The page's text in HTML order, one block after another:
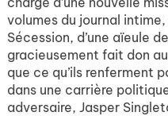
volumes du journal
Sécession, d’une aïeule
gracieusement fait don
que ce qu’ils renferment
dans une carrière
adversaire, Jasper